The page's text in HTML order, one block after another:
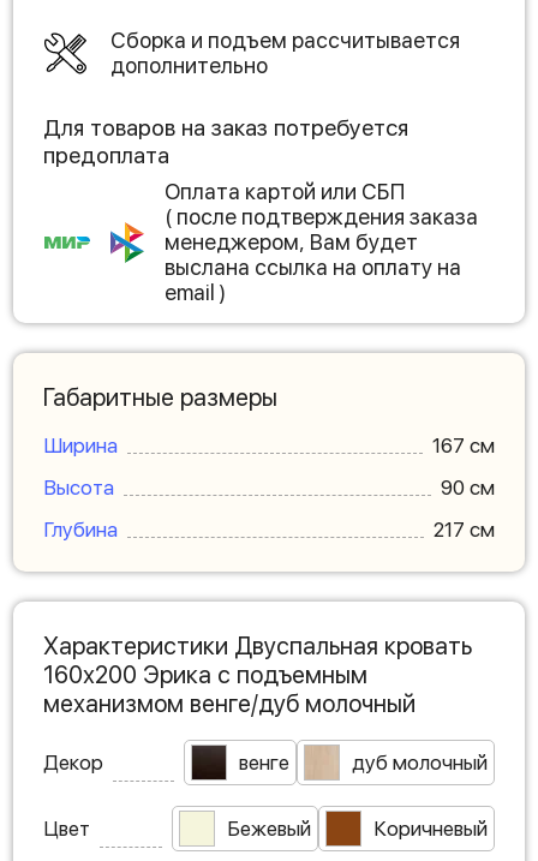
Сборка и подъем рассчитывается
дополнительно
Для товаров на заказ потребуется
предоплата
Оплата картой или СБП
( после подтверждения заказа
менеджером, Вам будет
выслана ссылка на оплату на
email )
Габаритные размеры
Ширина
167 см
Высота
90 см
Глубина
217 см
Характеристики Двуспальная кровать
160х200 Эрика с подъемным
механизмом венге/дуб молочный
Декор венге дуб молочный
Цвет Бежевый Коричневый